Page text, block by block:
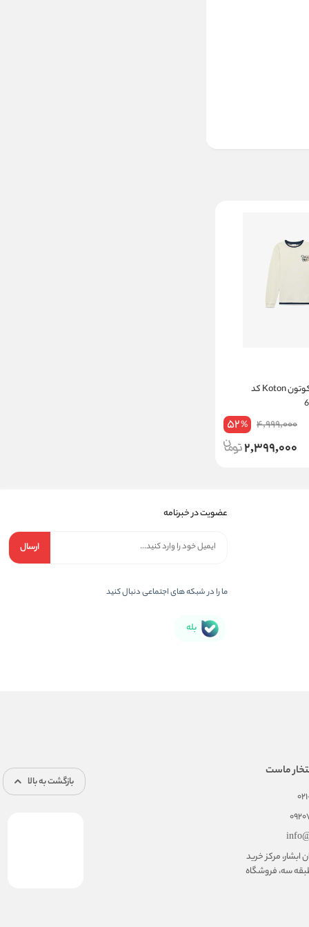
تی شرت پسرانه کوتون Koton کد
4,999,000
52%
2,399,000
عضویت در خبرنامه
ارسال
ما را در شبکه های اجتماعی دنبال کنید
بله
ماست
مرکز خرید
سه، فروشگاه
بازگشت به بالا